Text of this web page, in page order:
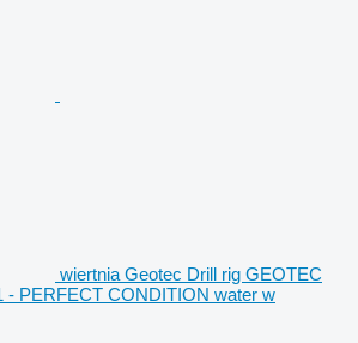
wiertnia Geotec Drill rig GEOTEC
- PERFECT CONDITION water w